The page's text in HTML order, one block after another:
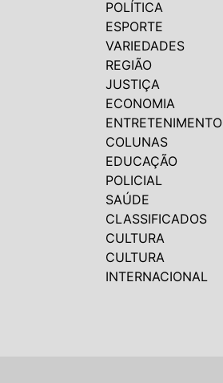
POLÍTICA
ESPORTE
VARIEDADES
REGIÃO
JUSTIÇA
ECONOMIA
ENTRETENIMENTO
COLUNAS
EDUCAÇÃO
POLICIAL
SAÚDE
CLASSIFICADOS
CULTURA
CULTURA
INTERNACIONAL